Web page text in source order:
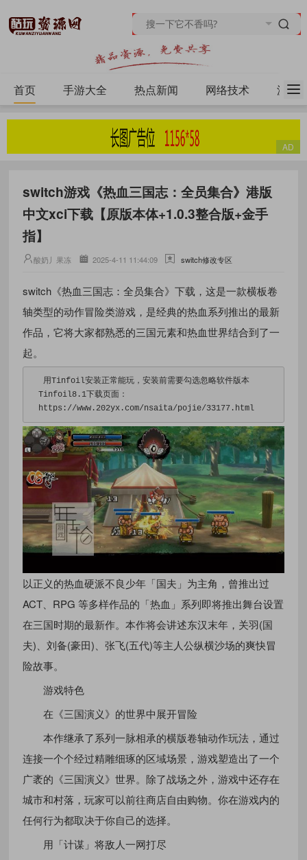
首页 手游大全 热点新闻 网络技术 源码
switch游戏《热血三国志：全员集合》港版
中文xci下载【原版本体+1.0.3整合版+金手
指】
酸奶丿果冻 2025-4-11 11:44:09 switch修改专区
switch《热血三国志：全员集合》下载，这是一款横板卷
轴类型的动作冒险类游戏，是经典的热血系列推出的最新
作品，它将大家都熟悉的三国元素和热血世界结合到了一
起。
用Tinfoil安装正常能玩，安装前需要勾选忽略软件版本
Tinfoil8 . 1 下载页面：
https : //www.202yx.com/nsaita/pojie/33177.html
以正义的热血硬派不良少年「国夫」为主角，曾推出过
ACT、RPG 等多样作品的「热血」系列即将推出舞台设置
在三国时期的最新作。本作将会讲述东汉末年，关羽(国
夫)、刘备(豪田)、张飞(五代)等主人公纵横沙场的爽快冒
险故事。
游戏特色
在《三国演义》的世界中展开冒险
本作继承了系列一脉相承的横版卷轴动作玩法，通过
连接一个个经过精雕细琢的区域场景，游戏塑造出了一个
广袤的《三国演义》世界。除了战场之外，游戏中还存在
城市和村落，玩家可以前往商店自由购物。你在游戏内的
任何行为都取决于你自己的选择。
用「计谋」将敌人一网打尽